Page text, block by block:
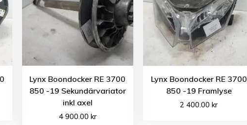
Lynx Boondocker RE 3700
850 -19 Sekundärvariator
inkl axel
4 900.00 kr
Lynx Boondocker RE 3700
850 -19 Framlyse
2 400.00kr